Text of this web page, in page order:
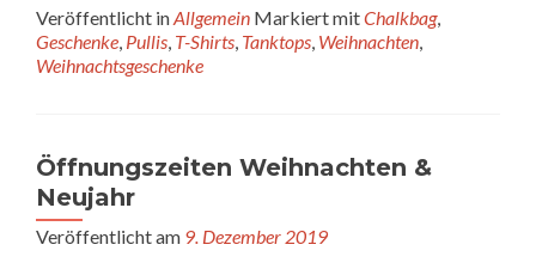
Veröffentlicht inAllgemein Markiert mitChalkbag,
Geschenke, Pullis, T-Shirts, Tanktops, Weihnachten,
Weihnachtsgeschenke
Öffnungszeiten Weihnachten &
Neujahr
Veröffentlicht am 9. Dezember 2019